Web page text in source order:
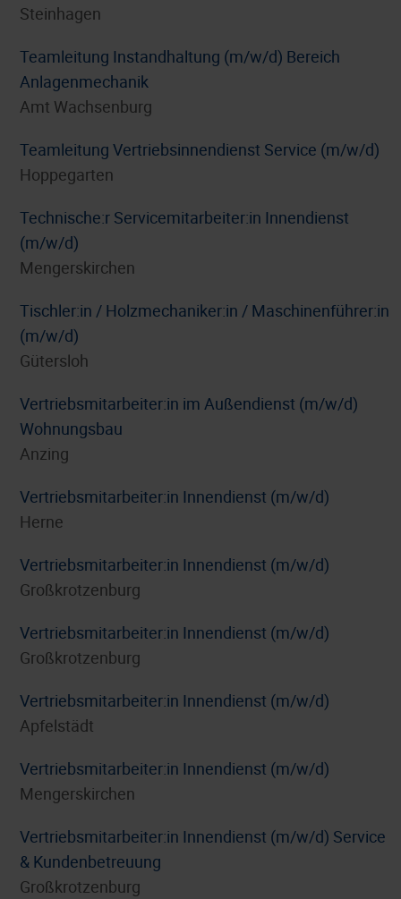
Steinhagen
Teamleitung Instandhaltung (m/w/d) Bereich
Anlagenmechanik
Amt Wachsenburg
Teamleitung Vertriebsinnendienst Service (m/w/d)
Hoppegarten
Technische:r Servicemitarbeiter:in Innendienst
(m/w/d)
Mengerskirchen
Tischler:in / Holzmechaniker:in / Maschinenführer:in
(m/w/d)
Gütersloh
Vertriebsmitarbeiter:in im Außendienst (m/w/d)
Wohnungsbau
Anzing
Vertriebsmitarbeiter:in Innendienst (m/w/d)
Herne
Vertriebsmitarbeiter:in Innendienst (m/w/d)
Großkrotzenburg
Vertriebsmitarbeiter:in Innendienst (m/w/d)
Großkrotzenburg
Vertriebsmitarbeiter:in Innendienst (m/w/d)
Apfelstädt
Vertriebsmitarbeiter:in Innendienst (m/w/d)
Mengerskirchen
Vertriebsmitarbeiter:in Innendienst (m/w/d) Service
& Kundenbetreuung
Großkrotzenburg